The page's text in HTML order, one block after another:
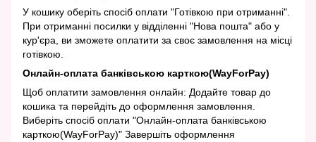
У кошику оберіть спосіб оплати "Готівкою при отриманні".
При отриманні посилки у відділенні "Нова пошта" або у
кур'єра, ви зможете оплатити за своє замовлення на місці
готівкою.
Онлайн-оплата банківською карткою(WayForPay)
Щоб оплатити замовлення онлайн: Додайте товар до
кошика та перейдіть до оформлення замовлення.
Виберіть спосіб оплати "Онлайн-оплата банківською
карткою(WayForPay)" Завершіть оформлення